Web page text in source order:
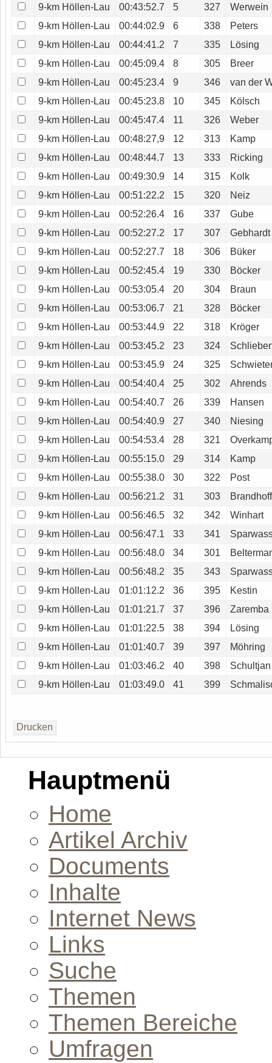
9-km Höllen-Lau 00:43:52.7 5 327
Werwein
9-km Höllen-Lau
00:44:02.9 6 338
Peters
9-km Höllen-Lau
00:44:41.2 7 335
Lösing
9-km Höllen-Lau
00:45:09.4 8 305
Breer
9-km Höllen-Lau
00:45:23.4 9 346
van der
9-km Höllen-Lau
00:45:23.8 10 345
Kölsch
9-km Höllen-Lau
00:45:47.4 11 326
Weber
9-km Höllen-Lau
00:48:27,9 12 313
Kamp
9-km Höllen-Lau
00:48:44.7 13 333
Ricking
9-km Höllen-Lau
00:49:30.9 14 315
Kolk
9-km Höllen-Lau
00:51:22.2 15 320
Neiz
9-km Höllen-Lau
00:52:26.4 16 337
Gube
9-km Höllen-Lau
00:52:27.2 17 307
Gebhardt
9-km Höllen-Lau
00:52:27.7 18 306
Büker
9-km Höllen-Lau
00:52:45.4 19 330
Böcker
9-km Höllen-Lau
00:53:05.4 20 304
Braun
9-km Höllen-Lau
00:53:06.7 21 328
Böcker
9-km Höllen-Lau
00:53:44.9 22 318
Kröger
9-km Höllen-Lau
00:53:45.2 23 324
9-km Höllen-Lau
00:53:45.9 24 325
9-km Höllen-Lau
00:54:40.4 25 302
Ahrends
9-km Höllen-Lau
00:54:40.7 26 339
Hansen
9-km Höllen-Lau
00:54:40.9 27 340
Niesing
9-km Höllen-Lau
00:54:53.4 28 321
9-km Höllen-Lau
00:55:15.0 29 314
Kamp
9-km Höllen-Lau
00:55:38.0 30 322
Post
9-km Höllen-Lau
00:56:21.2 31 303
9-km Höllen-Lau
00:56:46.5 32 342
Winhart
9-km Höllen-Lau
00:56:47.1 33 341
9-km Höllen-Lau
00:56:48.0 34 301
9-km Höllen-Lau
00:56:48.2 35 343
9-km Höllen-Lau
01:01:12.2 36 395
Kestin
9-km Höllen-Lau
01:01:21.7 37 396
Zaremba
9-km Höllen-Lau
01:01:22.5 38 394
Lösing
9-km Höllen-Lau
01:01:40.7 39 397
Möhring
9-km Höllen-Lau
01:03:46.2 40 398
Schultjan
9-km Höllen-Lau
01:03:49.0 41 399
Hauptmenü
Home
Artikel Archiv
Documents
Inhalte
Internet News
Links
Suche
Themen
Themen Bereiche
Umfragen